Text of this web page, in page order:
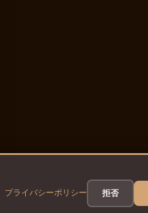
プライバシーポリシー 拒否